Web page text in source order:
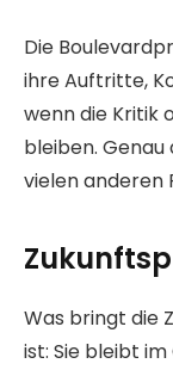
Die
ihre Auftritte,
wenn die Kritik
bleiben. Genau
vielen anderen
Was bringt die
ist: Sie bleibt